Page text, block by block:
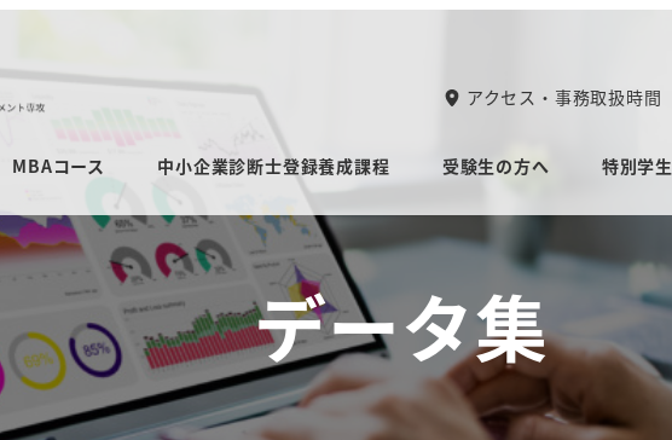
アクセス・事務取扱時間
MBAコース 中小企業診断士登録養成課程 受験生の方へ 特別学
データ集